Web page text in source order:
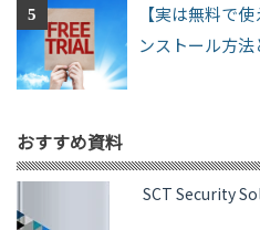
【実は無料で
ンストール方
おすすめ資料
SCT Security